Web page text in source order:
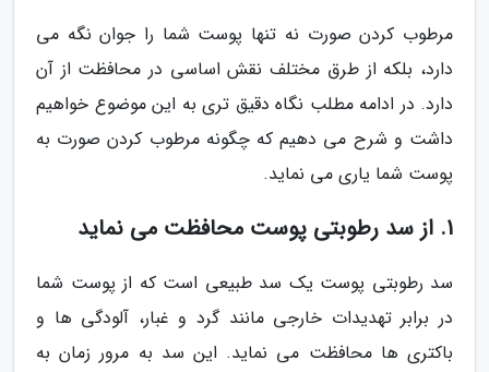
مرطوب کردن صورت نه تنها پوست شما را جوان نگه می
دارد، بلکه از طرق مختلف نقش اساسی در محافظت از آن
دارد. در ادامه مطلب نگاه دقیق تری به این موضوع خواهیم
داشت و شرح می دهیم که چگونه مرطوب کردن صورت به
پوست شما یاری می نماید.
1. از سد رطوبتی پوست محافظت می نماید
سد رطوبتی پوست یک سد طبیعی است که از پوست شما
در برابر تهدیدات خارجی مانند گرد و غبار، آلودگی ها و
باکتری ها محافظت می نماید. این سد به مرور زمان به